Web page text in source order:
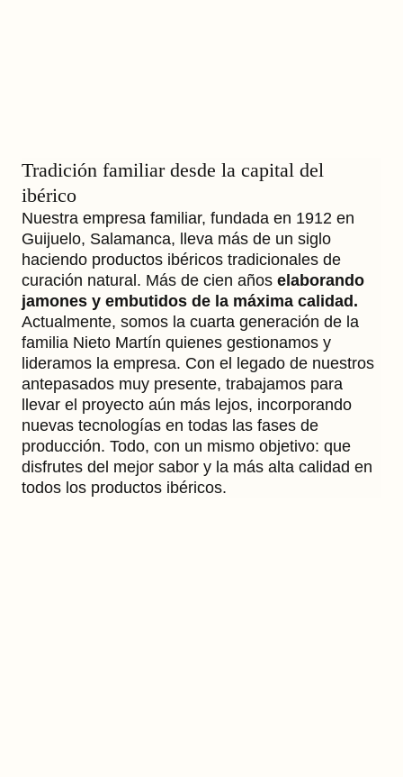
Tradición familiar desde la capital del
ibérico
Nuestra empresa familiar, fundada en 1912 en
Guijuelo, Salamanca, lleva más de un siglo
haciendo productos ibéricos tradicionales de
curación natural. Más de cien años elaborando
jamones y embutidos de la máxima calidad.
Actualmente, somos la cuarta generación de la
familia Nieto Martín quienes gestionamos y
lideramos la empresa. Con el legado de nuestros
antepasados muy presente, trabajamos para
llevar el proyecto aún más lejos, incorporando
nuevas tecnologías en todas las fases de
producción. Todo, con un mismo objetivo: que
disfrutes del mejor sabor y la más alta calidad en
todos los productos ibéricos.